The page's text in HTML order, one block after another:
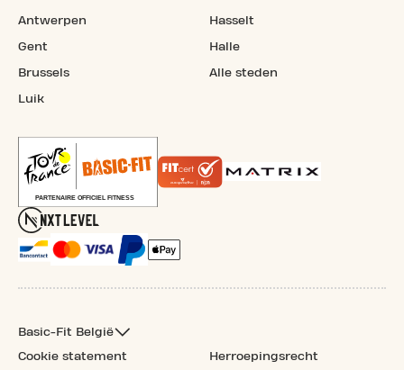
Antwerpen
Gent
Brussels
Luik
Hasselt
Halle
Alle steden
Basic-Fit België
Cookie statement
Herroepingsrecht